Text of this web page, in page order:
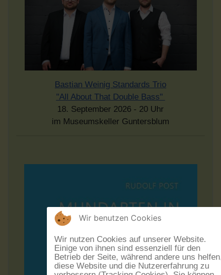
Bastian Weinig Standards Trio
"All About That Double Bass"
18. September 2026 - 20 Uhr
im Museumskeller Guntersblum
Wir benutzen Cookies
Wir nutzen Cookies auf unserer Website.
Einige von ihnen sind essenziell für den
Betrieb der Seite, während andere uns
diese Website und die Nutzererfahrung zu